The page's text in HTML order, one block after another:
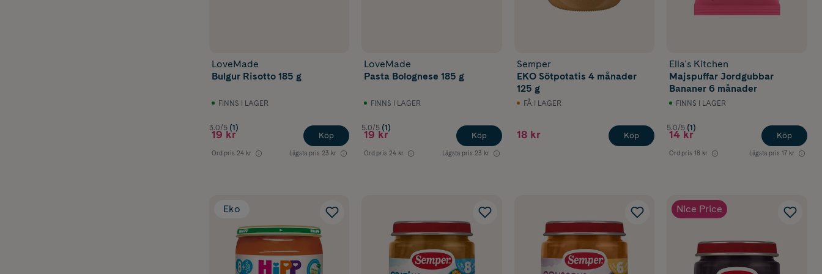
LoveMade
Bulgur Risotto 185 g
FINNS I LAGER
3.0/5 (1)
19 kr
Ord.pris 24 kr Lägsta pris 23 kr
Köp
LoveMade
Pasta Bolognese 185 g
FINNS I LAGER
5.0/5 (1)
19 kr
Ord.pris 24 kr Lägsta pris 23 kr
Köp
Semper
EKO Sötpotatis 4 månader
125 g
FÅ I LAGER
18 kr Köp
Ella's Kitchen
Majspuffar Jordgubbar
Bananer 6 månader
FINNS I LAGER
5.0/5 (1)
14 kr
Ord.pris 18 kr Lägsta pris 17 kr
Köp
Eko Nice Price